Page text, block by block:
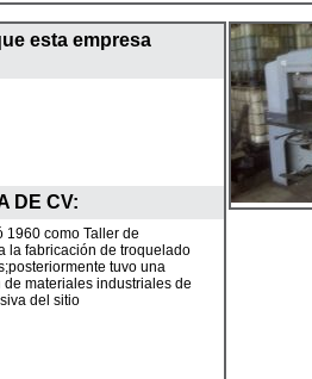
esta empresa
DE CV:
1960 como Taller de
la fabricación de troquelado
tuvo una
materiales industriales de
del sitio